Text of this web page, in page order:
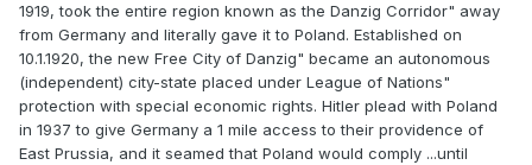
1919, took the entire region known as the Danzig Corridor" away
from Germany and literally gave it to Poland. Established on
10.1.1920, the new Free City of Danzig" became an autonomous
(independent) city-state placed under League of Nations"
protection with special economic rights. Hitler plead with Poland
in 1937 to give Germany a 1 mile access to their providence of
East Prussia, and it seamed that Poland would comply ...until